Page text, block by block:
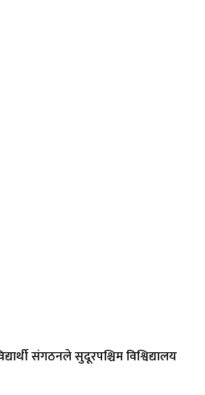
संगठनले सुदूरपश्चिम विश्विद्यालय